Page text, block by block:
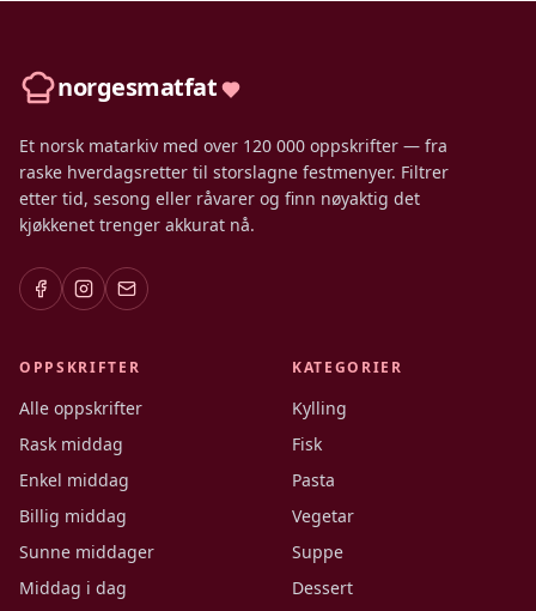
norgesmatfat
Et norsk matarkiv med over 120 000 oppskrifter — fra
raske hverdagsretter til storslagne festmenyer. Filtrer
etter tid, sesong eller råvarer og finn nøyaktig det
kjøkkenet trenger akkurat nå.
OPPSKRIFTER
Alle oppskrifter
Rask middag
Enkel middag
Billig middag
Sunne middager
Middag i dag
KATEGORIER
Kylling
Fisk
Pasta
Vegetar
Suppe
Dessert